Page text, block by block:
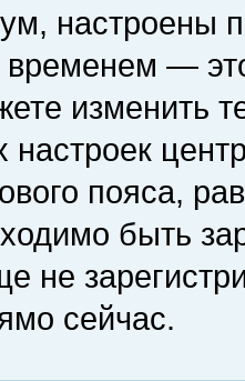
настроены
—
изменить
настроек
пояса,
быть
не
сейчас.